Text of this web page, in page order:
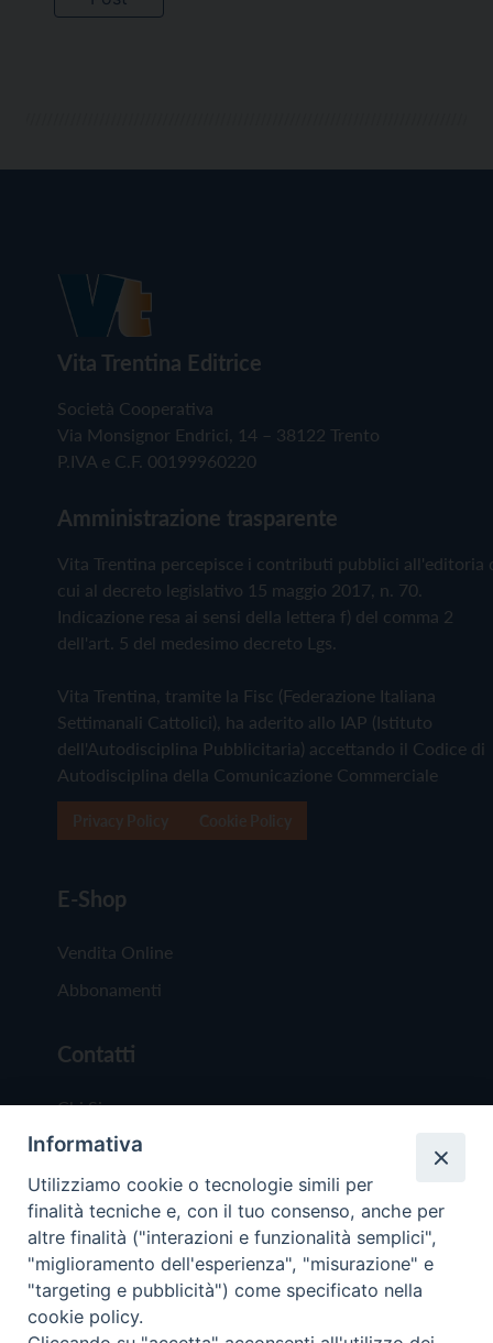
Vita Trentina Editrice
Società Cooperativa
Via Monsignor Endrici, 14 – 38122 Trento
P.IVA e C.F. 00199960220
Amministrazione trasparente
Vita Trentina percepisce i contributi pubblici all'editoria
cui al decreto legislativo 15 maggio 2017, n. 70.
Indicazione resa ai sensi della lettera f) del comma 2
dell'art. 5 del medesimo decreto Lgs.
Vita Trentina, tramite la Fisc (Federazione Italiana
Settimanali Cattolici), ha aderito allo IAP (Istituto
dell'Autodisciplina Pubblicitaria) accettando il Codice di
Autodisciplina della Comunicazione Commerciale
E-Shop
Vendita Online
Abbonamenti
Contatti
Chi Siamo
Redazione
Scrivici
Copyright © 2019 - Tutti i diritti riservati - Vita
Informativa
Utilizziamo cookie o tecnologie simili per
finalità tecniche e, con il tuo consenso, anche per
altre finalità ("interazioni e funzionalità semplici",
"miglioramento dell'esperienza", "misurazione" e
"targeting e pubblicità") come specificato nella
cookie policy.